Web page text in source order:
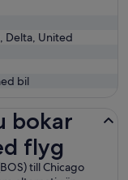
Delta, United
bil
bokar
flyg
till Chicago